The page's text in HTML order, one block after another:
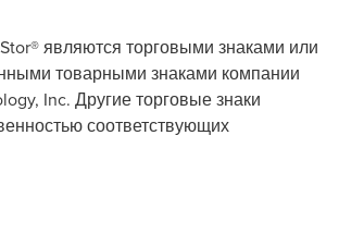
являются торговыми знаками или
товарными знаками компании
Inc. Другие торговые знаки
соответствующих